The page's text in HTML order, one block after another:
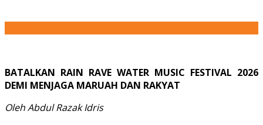
BATALKAN RAIN RAVE WATER MUSIC FESTIVAL 2026
DEMI MENJAGA MARUAH DAN RAKYAT
Oleh Abdul Razak Idris